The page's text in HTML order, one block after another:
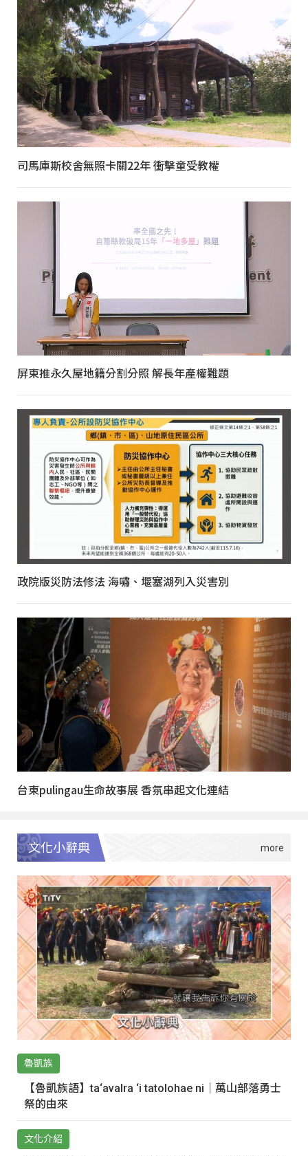
司馬庫斯校舍無照卡關22年 衝擊童受教權
屏東推永久屋地籍分割分照 解長年產權難題
政院版災防法修法 海嘯、堰塞湖列入災害別
台東pulingau生命故事展 香氛串起文化連結
文化小辭典
魯凱族
【魯凱族語】ta‘avalra ‘i tatolohae ni｜萬山部落勇士
祭的由來
文化介紹